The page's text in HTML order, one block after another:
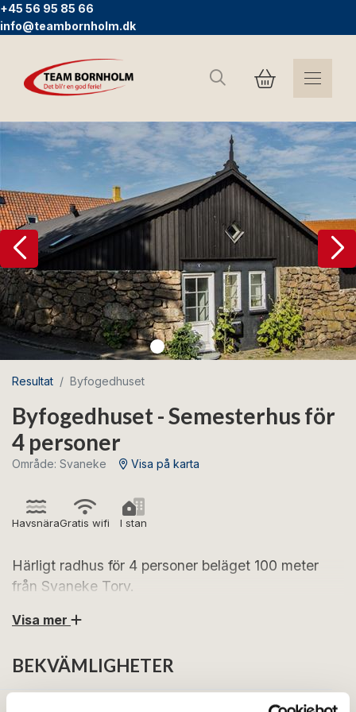
+45 56 95 85 66
info@teambornholm.dk
Sök
Resultat Byfogedhuset
Byfogedhuset - Semesterhus för
4 personer
Område: Svaneke Visa på karta
HavsnäraGratis wifi I stan
Härligt radhus för 4 personer beläget 100 meter
från Svaneke Torv.
Byfogedhuset hus ligger bara 100 meter från Svaneke
vackert semesterhus inrett i New York-stil. Välj
Visa mer
BEKVÄMLIGHETER